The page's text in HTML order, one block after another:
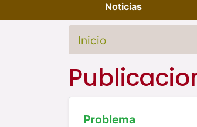
Noticias
Inicio
Problema